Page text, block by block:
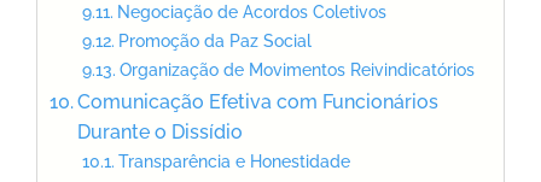
Negociação de Acordos Coletivos
Promoção da Paz Social
Organização de Movimentos Reivindicatórios
Comunicação Efetiva com Funcionários
Durante o Dissídio
Transparência e Honestidade